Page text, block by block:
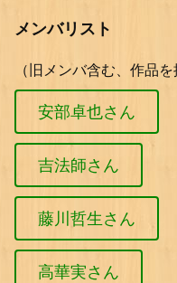
メンバリスト
（旧メンバ含む、作品
安部卓也さん
吉法師さん
藤川哲生さん
高華実さん